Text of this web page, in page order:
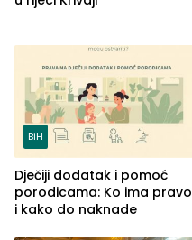
BiH
Dječiji dodatak i pomoć
porodicama: Ko ima pravo
i kako do naknade